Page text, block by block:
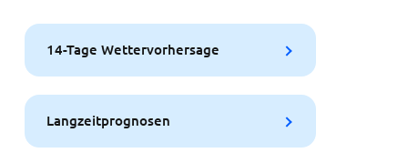
14-Tage Wettervorhersage
Langzeitprognosen